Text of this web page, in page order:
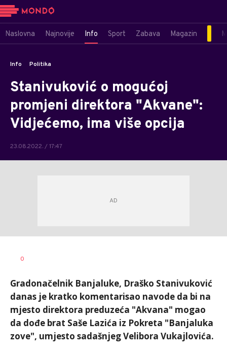
Naslovna Najnovije Info Sport Zabava Magazin
Info Politika
Stanivuković o mogućoj
promjeni direktora "Akvane":
Vidjećemo, ima više opcija
23.08.2022. / 17:47
AUTOR
0
Gradonačelnik Banjaluke, Draško Stanivuković
danas je kratko komentarisao navode da bi na
mjesto direktora preduzeća "Akvana" mogao
da dođe brat Saše Lazića iz Pokreta "Banjaluka
zove", umjesto sadašnjeg Velibora Vukajlovića.